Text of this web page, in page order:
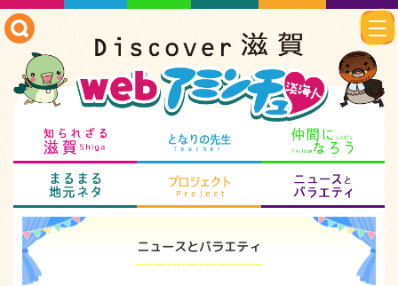
知られざる滋賀 となりの先生
まるまる地元ネタ プロジェクト
ニュースとバラエティ